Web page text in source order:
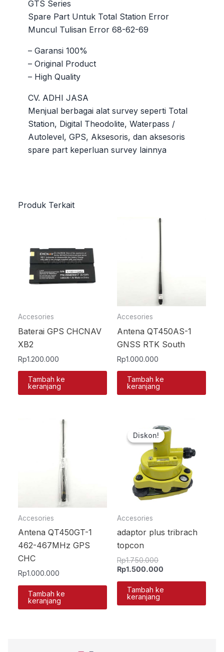
GTS Series
Spare Part Untuk Total Station Error
Muncul Tulisan Error 68-62-69
– Garansi 100%
– Original Product
– High Quality
CV. ADHI JASA
Menjual berbagai alat survey seperti Total
Station, Digital Theodolite, Waterpass /
Autolevel, GPS, Aksesoris, dan aksesoris
spare part keperluan survey lainnya
Produk Terkait
Accesories
Baterai GPS CHCNAV
XB2
Rp1.200.000
Tambah ke
keranjang
Accesories
Antena QT450AS-1
GNSS RTK South
Rp1.000.000
Tambah ke
keranjang
Accesories
Antena QT450GT-1
462-467MHz GPS
CHC
Rp1.000.000
Tambah ke
keranjang
Diskon!
Diskon!
Accesories
adaptor plus tribrach
topcon
Rp1.750.000
aslinya
adalah:
Rp1.750.000.
Rp1.500.000
saat
ini
adalah:
Rp1.500.000.
Tambah ke
keranjang